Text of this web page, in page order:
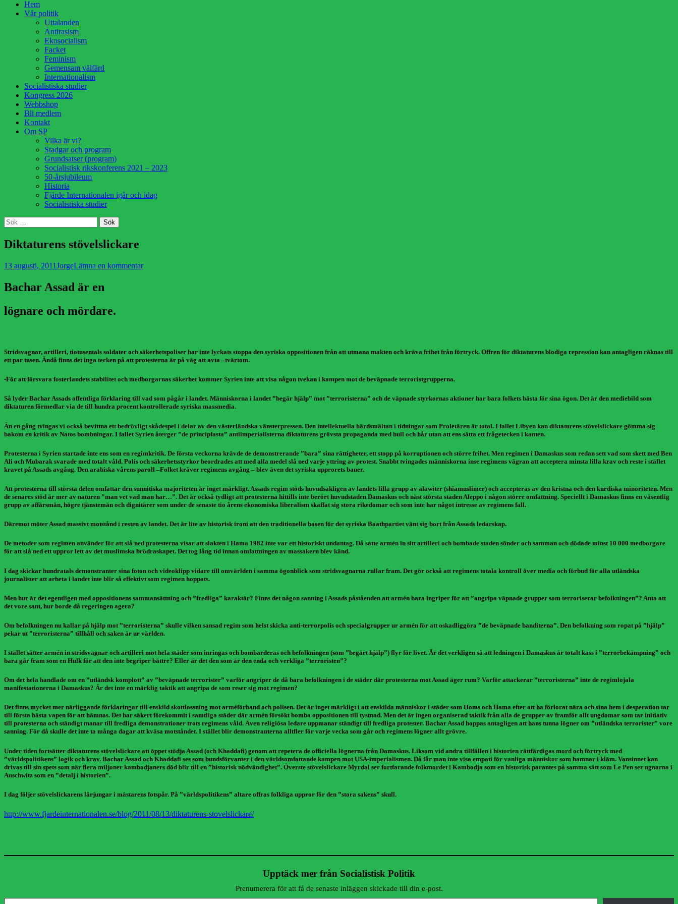
HoppaHem
Vår politik
Uttalanden
Antirasism
Ekosocialism
Facket
Feminism
Gemensam välfärd
Internationalism
Socialistiska studier
Kongress 2026
Webbshop
Bli medlem
Kontakt
Om SP
Vilka är vi?
Stadgar och program
Grundsatser (program)
Socialistisk rikskonferens 2021 – 2023
50-årsjubileum
Historia
Fjärde Internationalen igår och idag
Socialistiska studier
Sök
Sök
efter:
Diktaturens stövelslickare
Publicerad
13 augusti, 2011 Författare
JorgeLämna en kommentar
Bachar Assad är en
lögnare och mördare.
Stridsvagnar, artilleri, tiotusentals soldater och säkerhetspoliser har inte lyckats stoppa den syriska oppositionen från att utmana makten och kräva frihet från förtryck. Offren för diktaturens blodiga repression kan antagligen räknas till
ett par tusen. Ändå finns det inga tecken på att protesterna är på väg att avta –tvärtom.
-För att försvara fosterlandets stabilitet och medborgarnas säkerhet kommer Syrien inte att visa någon tvekan i kampen mot de beväpnade terroristgrupperna.
Så lyder Bachar Assads offentliga förklaring till vad som pågår i landet. Människorna i landet ”begär hjälp” mot ”terroristerna” och de väpnade styrkornas aktioner har bara folkets bästa för sina ögon. Det är den mediebild som
diktaturen förmedlar via de till hundra procent kontrollerade syriska massmedia.
Än en gång tvingas vi också bevittna ett bedrövligt skådespel i delar av den västerländska vänsterpressen. Den intellektuella härdsmältan i tidningar som Proletären är total. I fallet Libyen kan diktaturens stövelslickare gömma sig
bakom en kritik av Natos bombningar. I fallet Syrien återger ”de principfasta” antiimperialisterna diktaturens grövsta propaganda med hull och hår utan att ens sätta ett frågetecken i kanten.
Protesterna i Syrien startade inte ens som en regimkritik. De första veckorna krävde de demonstrerande ”bara” sina rättigheter, ett stopp på korruptionen och större frihet. Men regimen i Damaskus som redan sett vad som skett med Ben
Ali och Mubarak svarade med totalt våld. Polis och säkerhetsstyrkor beordrades att med alla medel slå ned varje yttring av protest. Snabbt tvingades människorna inse regimens vägran att acceptera minsta lilla krav och reste i stället
kravet på Assads avgång. Den arabiska vårens paroll –Folket kräver regimens avgång – blev även det syriska upprorets baner.
Att protesterna till största delen omfattar den sunnitiska majoriteten är inget märkligt. Assads regim stöds huvudsakligen av landets lilla grupp av alawiter (shiamuslimer) och accepteras av den kristna och den kurdiska minoriteten. Men
de senares stöd är mer av naturen ”man vet vad man har…”. Det är också tydligt att protesterna hittills inte berört huvudstaden Damaskus och näst största staden Aleppo i någon större omfattning. Speciellt i Damaskus finns en väsentlig
grupp av affärsmän, högre tjänstemän och dignitärer som under de senaste tio årens ekonomiska liberalism skaffat sig stora rikedomar och som inte har något intresse av regimens fall.
Däremot möter Assad massivt motstånd i resten av landet. Det är lite av historisk ironi att den traditionella basen för det syriska Baathpartiet vänt sig bort från Assads ledarskap.
De metoder som regimen använder för att slå ned protesterna visar att slakten i Hama 1982 inte var ett historiskt undantag. Då satte armén in sitt artilleri och bombade staden sönder och samman och dödade minst 10 000 medborgare
för att slå ned ett uppror lett av det muslimska brödraskapet. Det tog lång tid innan omfattningen av massakern blev känd.
I dag skickar hundratals demonstranter sina foton och videoklipp vidare till omvärlden i samma ögonblick som stridsvagnarna rullar fram. Det gör också att regimens totala kontroll över media och förbud för alla utländska
journalister att arbeta i landet inte blir så effektivt som regimen hoppats.
Men hur är det egentligen med oppositionens sammansättning och ”fredliga” karaktär? Finns det någon sanning i Assads påståenden att armén bara ingriper för att ”angripa väpnade grupper som terroriserar befolkningen”? Anta att
det vore sant, hur borde då regeringen agera?
Om befolkningen nu kallar på hjälp mot ”terroristerna” skulle vilken sansad regim som helst skicka anti-terrorpolis och specialgrupper ur armén för att oskadliggöra ”de beväpnade banditerna”. Den befolkning som ropat på ”hjälp”
pekar ut ”terroristerna” tillhåll och saken är ur världen.
I stället sätter armén in stridsvagnar och artilleri mot hela städer som inringas och bombarderas och befolkningen (som ”begärt hjälp”) flyr för livet. Är det verkligen så att ledningen i Damaskus är totalt kass i ”terrorbekämpning” och
bara går fram som en Hulk för att den inte begriper bättre? Eller är det den som är den enda och verkliga ”terroristen”?
Om det hela handlade om en ”utländsk komplott” av ”beväpnade terrorister” varför angriper de då bara befolkningen i de städer där protesterna mot Assad äger rum? Varför attackerar ”terroristerna” inte de regimlojala
manifestationerna i Damaskus? Är det inte en märklig taktik att angripa de som reser sig mot regimen?
Det finns mycket mer närliggande förklaringar till enskild skottlossning mot arméförband och polisen. Det är inget märkligt i att enskilda människor i städer som Homs och Hama efter att ha förlorat nära och sina hem i desperation tar
till första bästa vapen för att hämnas. Det har säkert förekommit i samtliga städer där armén försökt bomba oppositionen till tystnad. Men det är ingen organiserad taktik från alla de grupper av framför allt ungdomar som tar initiativ
till protesterna och ständigt manar till fredliga demonstrationer trots regimens våld. Även religiösa ledare uppmanar ständigt till fredliga protester. Bachar Assad hoppas antagligen att hans tunna lögner om ”utländska terrorister” vore
sanning. För då skulle det inte ta många dagar att kväsa motståndet. I stället blir demonstranterna alltfler för varje vecka som går och regimens lögner allt grövre.
Under tiden fortsätter diktaturens stövelslickare att öppet stödja Assad (och Khaddafi) genom att repetera de officiella lögnerna från Damaskus. Liksom vid andra tillfällen i historien rättfärdigas mord och förtryck med
”världspolitikens” logik och krav. Bachar Assad och Khaddafi ses som bundsförvanter i den världsomfattande kampen mot USA-imperialismen. Då får man inte visa empati för vanliga människor som hamnar i kläm. Vansinnet kan
drivas till sin spets som när flera miljoner kambodjaners död blir till en ”historisk nödvändighet”. Överste stövelslickare Myrdal ser fortfarande folkmordet i Kambodja som en historisk parantes på samma sätt som Le Pen ser ugnarna i
Auschwitz som en ”detalj i historien”.
I dag följer stövelslickarens lärjungar i mästarens fotspår. På ”världspolitikens” altare offras folkliga uppror för den ”stora sakens” skull.
http://www.fjardeinternationalen.se/blog/2011/08/13/diktaturens-stovelslickare/
Upptäck mer från Socialistisk Politik
Prenumerera för att få de senaste inläggen skickade till din e-post.
Skriv din e-post …